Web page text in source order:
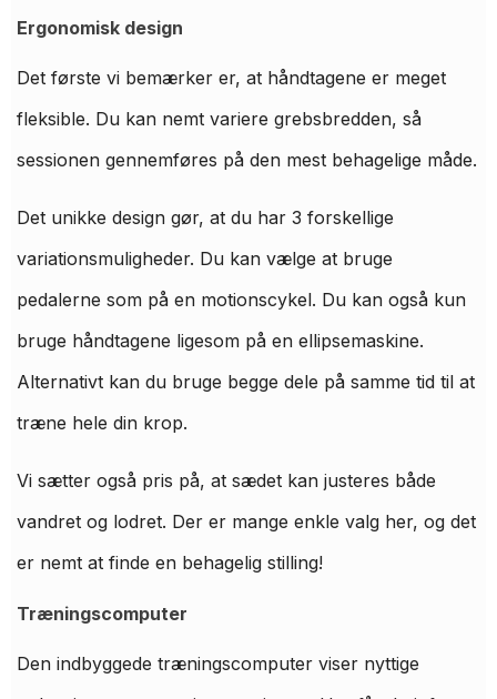
Ergonomisk design
Det første vi bemærker er, at håndtagene er meget
fleksible. Du kan nemt variere grebsbredden, så
sessionen gennemføres på den mest behagelige måde.
Det unikke design gør, at du har 3 forskellige
variationsmuligheder. Du kan vælge at bruge
pedalerne som på en motionscykel. Du kan også kun
bruge håndtagene ligesom på en ellipsemaskine.
Alternativt kan du bruge begge dele på samme tid til at
træne hele din krop.
Vi sætter også pris på, at sædet kan justeres både
vandret og lodret. Der er mange enkle valg her, og det
er nemt at finde en behagelig stilling!
Træningscomputer
Den indbyggede træningscomputer viser nyttige